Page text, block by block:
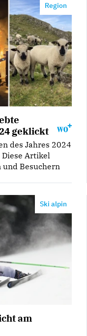
Region
geklickt
des Jahres 2024
Diese Artikel
Besuchern
Ski alpin
am